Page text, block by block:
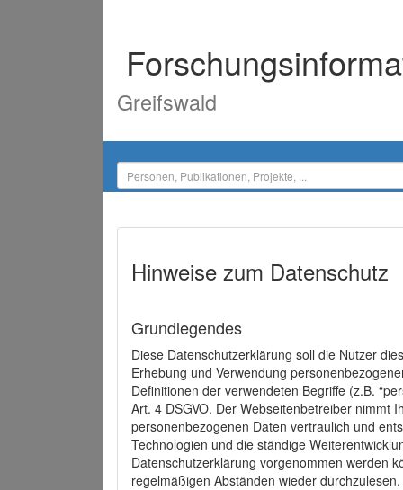
Greifswald
Hinweise zum Datenschutz
Grundlegendes
Diese Datenschutzerklärung soll die Nutzer
Erhebung und Verwendung
Definitionen der verwendeten Begriffe (z.B.
Art. 4 DSGVO. Der Webseitenbetreiber nimmt
personenbezogenen Daten vertraulich und
Technologien und die ständige
Datenschutzerklärung vorgenommen werden
regelmäßigen Abständen wieder durchzulesen.